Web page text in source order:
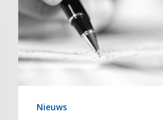
tussen
armfunctie
en
kwaliteit
Nieuws